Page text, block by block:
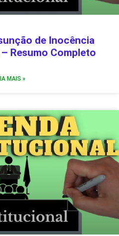
de Inocência
– Resumo Completo
MAIS »